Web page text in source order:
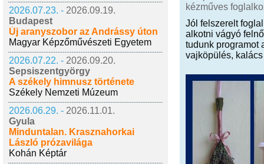
2026.07.23. - 2026.09.19.
Budapest
Új aranyszobor az Andrássy úton
Magyar Képzőművészeti Egyetem
2026.07.22. - 2026.09.20.
Sepsiszentgyörgy
A székely himnusz története
Székely Nemzeti Múzeum
2026.06.29. - 2026.11.01.
Gyula
Minduntalan. Krasznahorkai
László prózavilága
Kohán Képtár
kézműves
Jól felszerelt
alkotni vágyó
tudunk programot
vajköpülés,